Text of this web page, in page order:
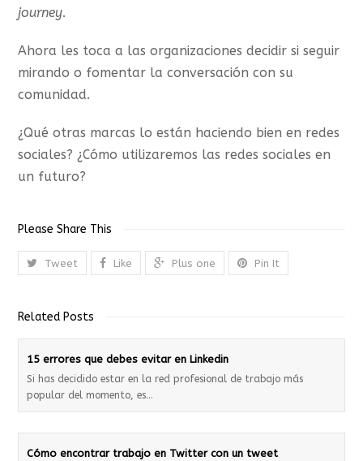
journey.
Ahora les toca a las organizaciones decidir si seguir
mirando o fomentar la conversación con su
comunidad.
¿Qué otras marcas lo están haciendo bien en redes
sociales? ¿Cómo utilizaremos las redes sociales en
un futuro?
Please Share This
Tweet Like Plus one Pin It
Related Posts
15 errores que debes evitar en Linkedin
Si has decidido estar en la red profesional de trabajo más
popular del momento, es…
Cómo encontrar trabajo en Twitter con un tweet